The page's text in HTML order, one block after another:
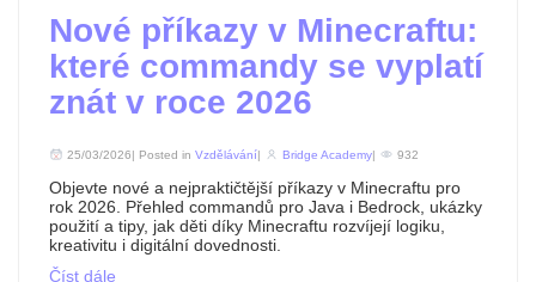
Nové příkazy v Minecraftu:
které commandy se vyplatí
znát v roce 2026
25/03/2026| Posted in Vzdělávání Bridge Academy 932
Objevte nové a nejpraktičtější příkazy v Minecraftu pro
rok 2026. Přehled commandů pro Java i Bedrock, ukázky
použití a tipy, jak děti díky Minecraftu rozvíjejí logiku,
kreativitu i digitální dovednosti.
Číst dále